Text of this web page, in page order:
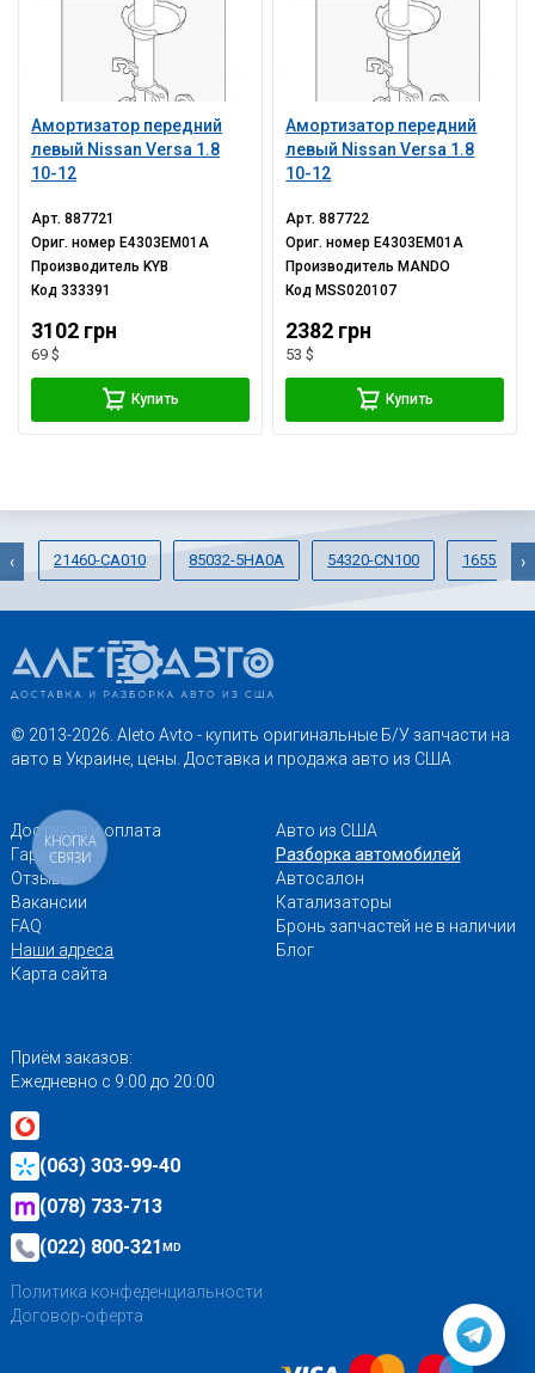
Амортизатор передний
левый Nissan Versa 1.8
10-12
Арт.887721
Ориг. номерE4303EM01A
ПроизводительKYB
Код333391
3102 грн
69 $
Купить
Амортизатор передний
левый Nissan Versa 1.8
10-12
Арт.887722
Ориг. номерE4303EM01A
ПроизводительMANDO
КодMSS020107
2382 грн
53 $
Купить
21460-CA010 85032-5HA0A 54320-CN100 16554-
‹ ›
© 2013-2026. Aleto Avto - купить оригинальные Б/У запчасти на
авто в Украине, цены. Доставка и продажа авто из США
Доставка и оплата
Гарантии
Отзывы
Вакансии
FAQ
Наши адреса
Карта сайта
Авто из США
Разборка автомобилей
Автосалон
Катализаторы
Бронь запчастей не в наличии
Блог
Приём заказов:
Ежедневно с 9:00 до 20:00
(063) 303-99-40
(078) 733-713
(022) 800-321MD
Политика конфеденциальности
Договор-оферта
КНОПКА
СВЯЗИ